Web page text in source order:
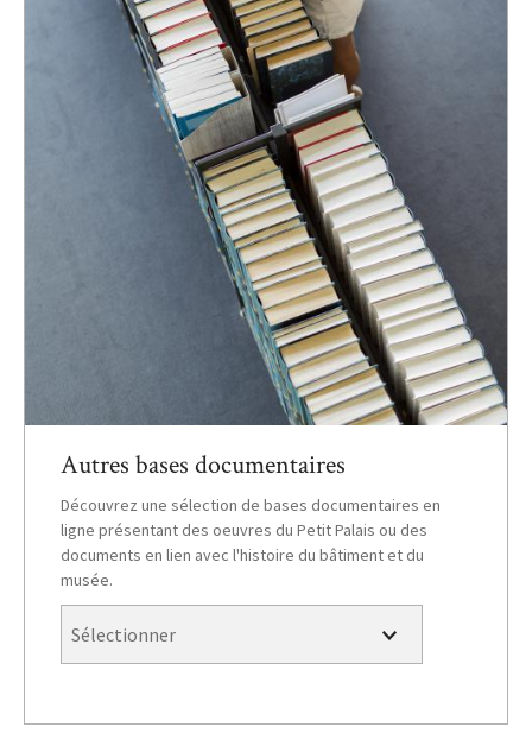
Autres bases documentaires
Découvrez une sélection de bases documentaires en
ligne présentant des oeuvres du Petit Palais ou des
documents en lien avec l'histoire du bâtiment et du
musée.